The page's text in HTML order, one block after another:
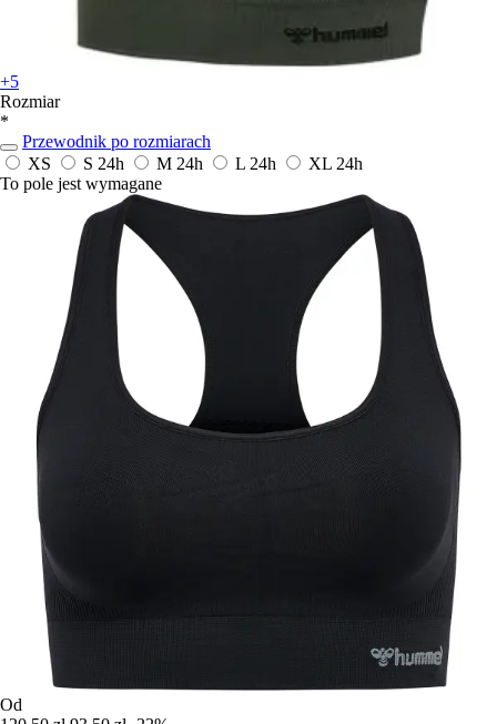
+5
Rozmiar
*
Przewodnik po rozmiarach
XS
S 24h M 24h L 24h XL 24h
To pole jest wymagane
Od